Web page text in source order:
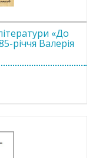
«До
річчя Валерія